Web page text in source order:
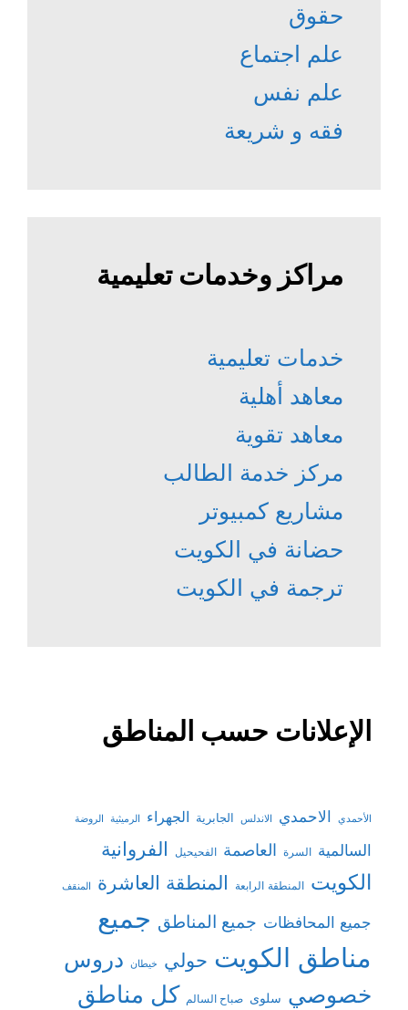
حقوق
علم اجتماع
علم نفس
فقه و شريعة
مراكز وخدمات تعليمية
خدمات تعليمية
معاهد أهلية
معاهد تقوية
مركز خدمة الطالب
مشاريع كمبيوتر
حضانة في الكويت
ترجمة في الكويت
الإعلانات حسب المناطق
الأحمدي الاحمدي الاندلس الجابرية الجهراء الرميثية الروضة
السالمية السرة العاصمة الفحيحيل الفروانية
الكويت المنطقة الرابعة المنطقة العاشرة المنقف
جميع المحافظات جميع المناطق جميع
مناطق الكويت حولي خيطان دروس
خصوصي سلوى صباح السالم كل مناطق